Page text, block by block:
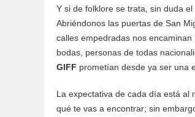
Y si de folklore se trata, sin duda el
Abriéndonos las puertas de San
calles empedradas nos
bodas, personas de todas
GIFF prometían desde ya ser una
La expectativa de cada día está al
qué te vas a encontrar; sin